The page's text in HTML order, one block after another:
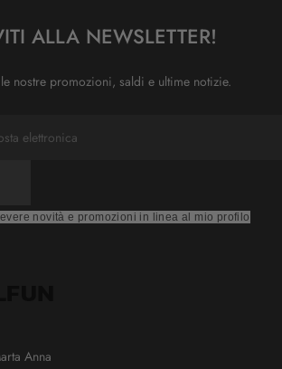
ALLA NEWSLETTER!
nostre promozioni, saldi e ultime notizie.
novità e promozioni in linea al mio profilo
Anna